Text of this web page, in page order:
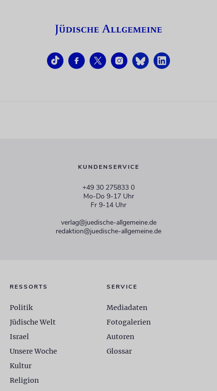
KUNDENSERVICE
+49 30 275833 0
Mo-Do 9-17 Uhr
Fr 9-14 Uhr
verlag@juedische-allgemeine.de
redaktion@juedische-allgemeine.de
RESSORTS
Politik
Jüdische Welt
Israel
Unsere Woche
Kultur
Religion
SERVICE
Mediadaten
Fotogalerien
Autoren
Glossar